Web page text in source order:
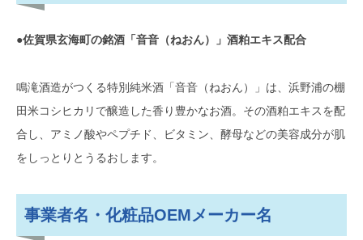
●佐賀県玄海町の銘酒「音音（ねおん）」酒粕エキス配合
鳴滝酒造がつくる特別純米酒「音音（ねおん）」は、浜野浦の棚
田米コシヒカリで醸造した香り豊かなお酒。その酒粕エキスを配
合し、アミノ酸やペプチド、ビタミン、酵母などの美容成分が肌
をしっとりとうるおします。
事業者名・化粧品OEMメーカー名